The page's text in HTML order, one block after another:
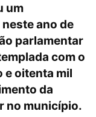
um
ano de
parlamentar
com o
e oitenta mil
da
no município.